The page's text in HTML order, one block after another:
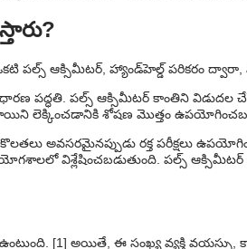
ఆక్సిమీటర్, హ్యాండ్‌హెల్డ్ పరికరం ద్వారా,
పద్ధతి. పల్స్ ఆక్సిమీటర్ కాంతిని విడుదల
స్థాయిని లెక్కించడానికి శోషణ మొత్తం
అవసరమైనప్పుడు రక్త పరీక్షలు
విశ్లేషించబడుతుంది. పల్స్ ఆక్సిమీటర్
[1] అయితే, ఈ సంఖ్య వ్యక్తి